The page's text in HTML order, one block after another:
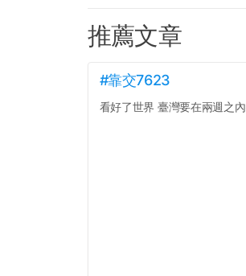
推薦文章
#靠交7623
看好了世界 臺灣要在兩週之